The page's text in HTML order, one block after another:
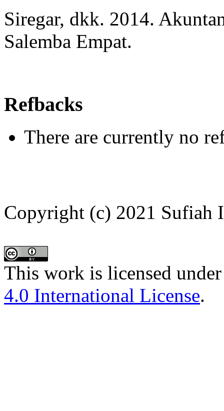
Siregar, dkk. 2014.
Salemba Empat.
Refbacks
There are currently no
Copyright (c) 2021 Sufiah
This work is licensed
4.0 International License.